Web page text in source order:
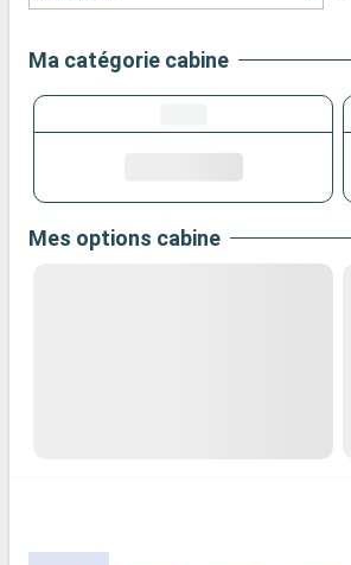
Ma catégorie cabine
Mes options cabine